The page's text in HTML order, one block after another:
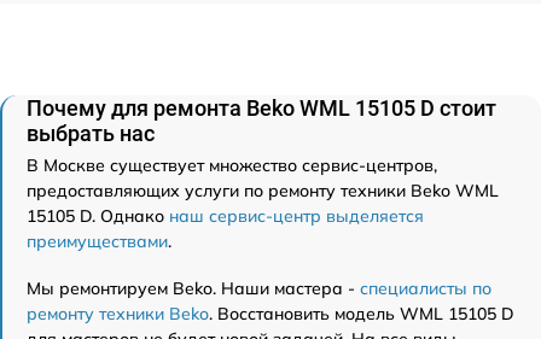
Почему для ремонта Beko WML 15105 D стоит
выбрать нас
В Москве существует множество сервис-центров,
предоставляющих услуги по ремонту техники Beko WML
15105 D. Однако наш сервис-центр выделяется
преимуществами.
Мы ремонтируем Beko. Наши мастера - специалисты по
ремонту техники Beko. Восстановить модель WML 15105 D